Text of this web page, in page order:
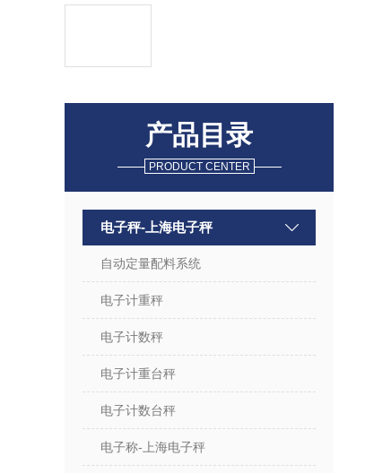
产品目录
PRODUCT CENTER
电子秤-上海电子秤
自动定量配料系统
电子计重秤
电子计数秤
电子计重台秤
电子计数台秤
电子称-上海电子秤